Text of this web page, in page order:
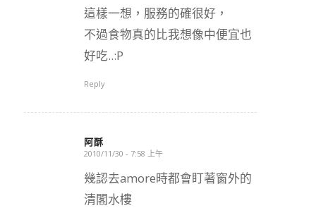
這樣一想，服務的確很好，
不過食物真的比我想像中便宜也
好吃..:P
Reply
阿酥
says:
2010/11/30 - 7:58 上午
幾認去amore時都會盯著窗外的
清閣水樓